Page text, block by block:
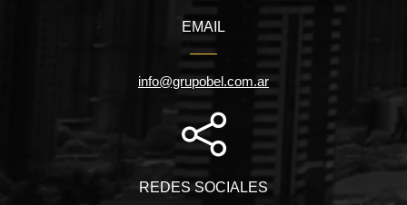
EMAIL
info@grupobel.com.ar
REDES SOCIALES